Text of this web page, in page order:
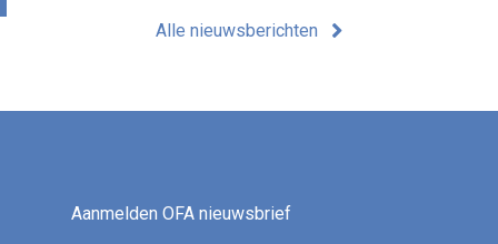
Alle nieuwsberichten
Aanmelden OFA nieuwsbrief